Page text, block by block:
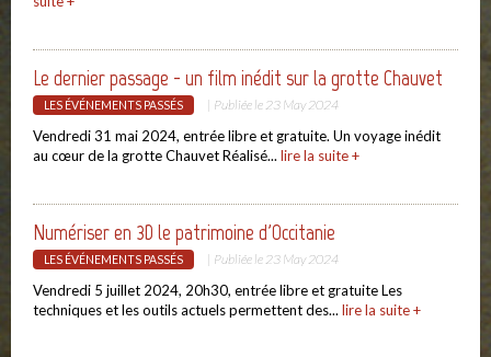
Le dernier passage - un film inédit sur la grotte Chauvet
LES ÉVÉNEMENTS PASSÉS | Publiée le 23 May 2024
Vendredi 31 mai 2024, entrée libre et gratuite. Un voyage inédit
au cœur de la grotte Chauvet Réalisé... lire la suite +
Numériser en 3D le patrimoine d'Occitanie
LES ÉVÉNEMENTS PASSÉS | Publiée le 23 May 2024
Vendredi 5 juillet 2024, 20h30, entrée libre et gratuite Les
techniques et les outils actuels permettent des... lire la suite +